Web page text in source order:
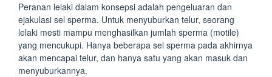
Peranan lelaki dalam konsepsi adalah pengeluaran dan
ejakulasi sel sperma. Untuk menyuburkan telur, seorang
lelaki mesti mampu menghasilkan jumlah sperma (motile)
yang mencukupi. Hanya beberapa sel sperma pada akhirnya
akan mencapai telur, dan hanya satu yang akan masuk dan
menyuburkannya.